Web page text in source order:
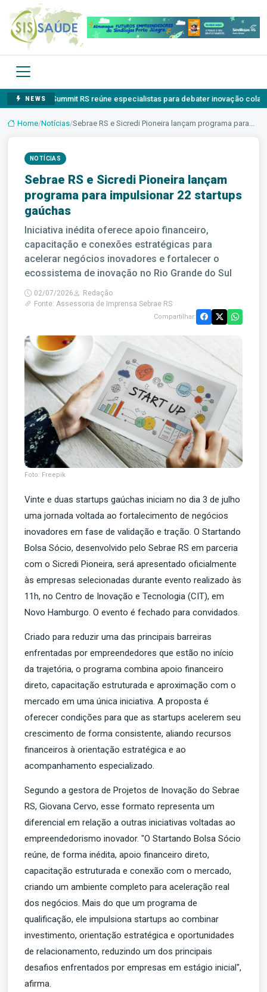
NEWS
ELI Summit RS reúne especialistas para debater inovação colaborativa
Home/Notícias/Sebrae RS e Sicredi Pioneira lançam programa para...
NOTÍCIAS
Sebrae RS e Sicredi Pioneira lançam
programa para impulsionar 22 startups
gaúchas
Iniciativa inédita oferece apoio financeiro,
capacitação e conexões estratégicas para
acelerar negócios inovadores e fortalecer o
ecossistema de inovação no Rio Grande do Sul
02/07/2026
Redação
Fonte: Assessoria de Imprensa Sebrae RS
Compartilhar:
Foto: Freepik
Vinte e duas startups gaúchas iniciam no dia 3 de julho
uma jornada voltada ao fortalecimento de negócios
inovadores em fase de validação e tração. O Startando
Bolsa Sócio, desenvolvido pelo Sebrae RS em parceria
com o Sicredi Pioneira, será apresentado oficialmente
às empresas selecionadas durante evento realizado às
11h, no Centro de Inovação e Tecnologia (CIT), em
Novo Hamburgo. O evento é fechado para convidados.
Criado para reduzir uma das principais barreiras
enfrentadas por empreendedores que estão no início
da trajetória, o programa combina apoio financeiro
direto, capacitação estruturada e aproximação com o
mercado em uma única iniciativa. A proposta é
oferecer condições para que as startups acelerem seu
crescimento de forma consistente, aliando recursos
financeiros à orientação estratégica e ao
acompanhamento especializado.
Segundo a gestora de Projetos de Inovação do Sebrae
RS, Giovana Cervo, esse formato representa um
diferencial em relação a outras iniciativas voltadas ao
empreendedorismo inovador. "O Startando Bolsa Sócio
reúne, de forma inédita, apoio financeiro direto,
capacitação estruturada e conexão com o mercado,
criando um ambiente completo para aceleração real
dos negócios. Mais do que um programa de
qualificação, ele impulsiona startups ao combinar
investimento, orientação estratégica e oportunidades
de relacionamento, reduzindo um dos principais
desafios enfrentados por empresas em estágio inicial",
afirma.